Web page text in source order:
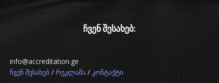
ჩვენ შესახებ:
info@accreditation.ge
ჩვენ შესახებ / რეკლამა / კონტაქტი